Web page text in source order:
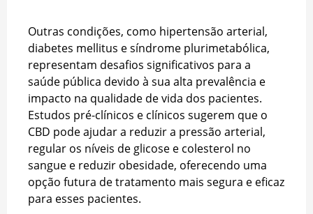
Outras condições, como hipertensão arterial,
diabetes mellitus e síndrome plurimetabólica,
representam desafios significativos para a
saúde pública devido à sua alta prevalência e
impacto na qualidade de vida dos pacientes.
Estudos pré-clínicos e clínicos sugerem que o
CBD pode ajudar a reduzir a pressão arterial,
regular os níveis de glicose e colesterol no
sangue e reduzir obesidade, oferecendo uma
opção futura de tratamento mais segura e eficaz
para esses pacientes.